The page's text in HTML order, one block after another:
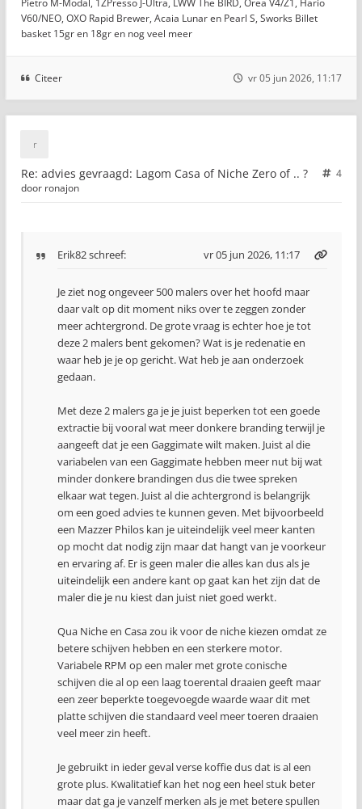
Pietro M-Modal, 1ZPresso J-Ultra, LWW The BIRD, Orea V4/Z1, Hario
V60/NEO, OXO Rapid Brewer, Acaia Lunar en Pearl S, Sworks Billet
basket 15gr en 18gr en nog veel meer
Citeer vr 05 jun 2026, 11:17
Re: advies gevraagd: Lagom Casa of Niche Zero of .. ?
4
door ronajon
Erik82schreef: vr 05 jun 2026, 11:17
Je ziet nog ongeveer 500 malers over het hoofd maar
daar valt op dit moment niks over te zeggen zonder
meer achtergrond. De grote vraag is echter hoe je tot
deze 2 malers bent gekomen? Wat is je redenatie en
waar heb je je op gericht. Wat heb je aan onderzoek
gedaan.
Met deze 2 malers ga je je juist beperken tot een goede
extractie bij vooral wat meer donkere branding terwijl je
aangeeft dat je een Gaggimate wilt maken. Juist al die
variabelen van een Gaggimate hebben meer nut bij wat
minder donkere brandingen dus die twee spreken
elkaar wat tegen. Juist al die achtergrond is belangrijk
om een goed advies te kunnen geven. Met bijvoorbeeld
een Mazzer Philos kan je uiteindelijk veel meer kanten
op mocht dat nodig zijn maar dat hangt van je voorkeur
en ervaring af. Er is geen maler die alles kan dus als je
uiteindelijk een andere kant op gaat kan het zijn dat de
maler die je nu kiest dan juist niet goed werkt.
Qua Niche en Casa zou ik voor de niche kiezen omdat ze
betere schijven hebben en een sterkere motor.
Variabele RPM op een maler met grote conische
schijven die al op een laag toerental draaien geeft maar
een zeer beperkte toegevoegde waarde waar dit met
platte schijven die standaard veel meer toeren draaien
veel meer zin heeft.
Je gebruikt in ieder geval verse koffie dus dat is al een
grote plus. Kwalitatief kan het nog een heel stuk beter
maar dat ga je vanzelf merken als je met betere spullen